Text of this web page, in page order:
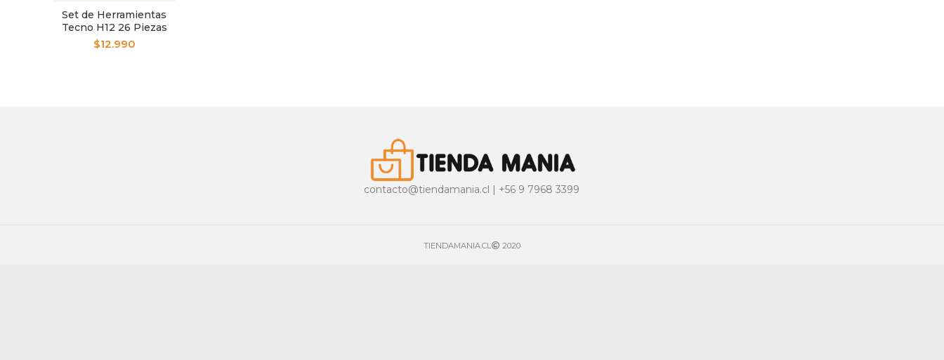
Set de Herramientas
Tecno H12 26 Piezas
$12.990
contacto@tiendamania.cl | +56 9 7968 3399
TIENDAMANIA.CL 2020